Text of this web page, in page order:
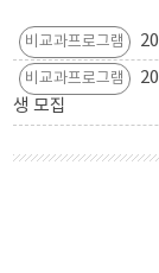
비교과프로그램
비교과프로그램
생 모집